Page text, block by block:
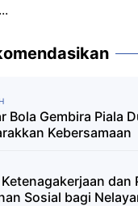
Bola Gembira Piala
Kebersamaan
Ketenagakerjaan
Sosial bagi